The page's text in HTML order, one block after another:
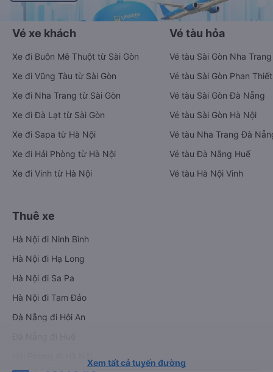
Vé xe khách
Xe đi Buôn Mê Thuột từ Sài Gòn
Xe đi Vũng Tàu từ Sài Gòn
Xe đi Nha Trang từ Sài Gòn
Xe đi Đà Lạt từ Sài Gòn
Xe đi Sapa từ Hà Nội
Xe đi Hải Phòng từ Hà Nội
Xe đi Vinh từ Hà Nội
Vé tàu hỏa
Vé tàu Sài Gòn Nha Trang
Vé tàu Sài Gòn Phan Thiết
Vé tàu Sài Gòn Đà Nẵng
Vé tàu Sài Gòn Hà Nội
Vé tàu Nha Trang Đà
Vé tàu Đà Nẵng Huế
Vé tàu Hà Nội Vinh
Thuê xe
Hà Nội đi Ninh Bình
Hà Nội đi Hạ Long
Hà Nội đi Sa Pa
Hà Nội đi Tam Đảo
Đà Nẵng đi Hội An
Xem tất cả tuyến đường